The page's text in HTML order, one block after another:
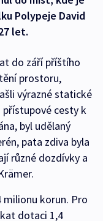
Polypeje David
let.
do září příštího
prostoru,
výrazné statické
cesty k
byl udělaný
pata zdiva byla
různé dozdívky a
milionu korun. Pro
dotaci 1,4